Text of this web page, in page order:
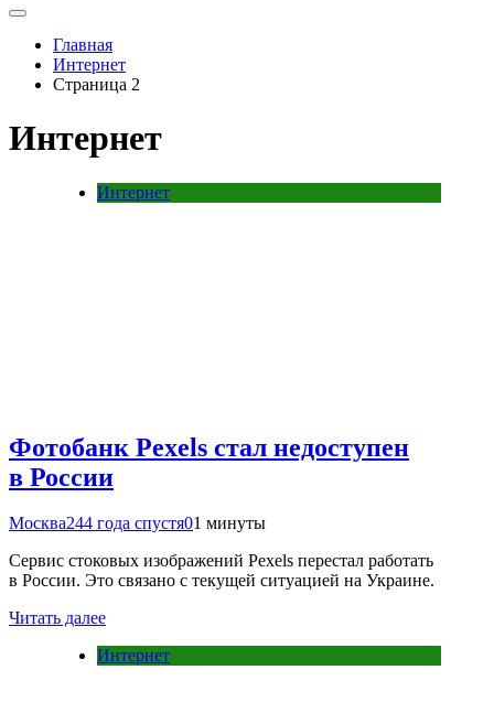
Главная
Интернет
Страница 2
Интернет
Интернет
Фотобанк Pexels стал недоступен
в России
Москва244 года спустя01 минуты
Сервис стоковых изображений Pexels перестал работать
в России. Это связано с текущей ситуацией на Украине.
Читать далее
Интернет